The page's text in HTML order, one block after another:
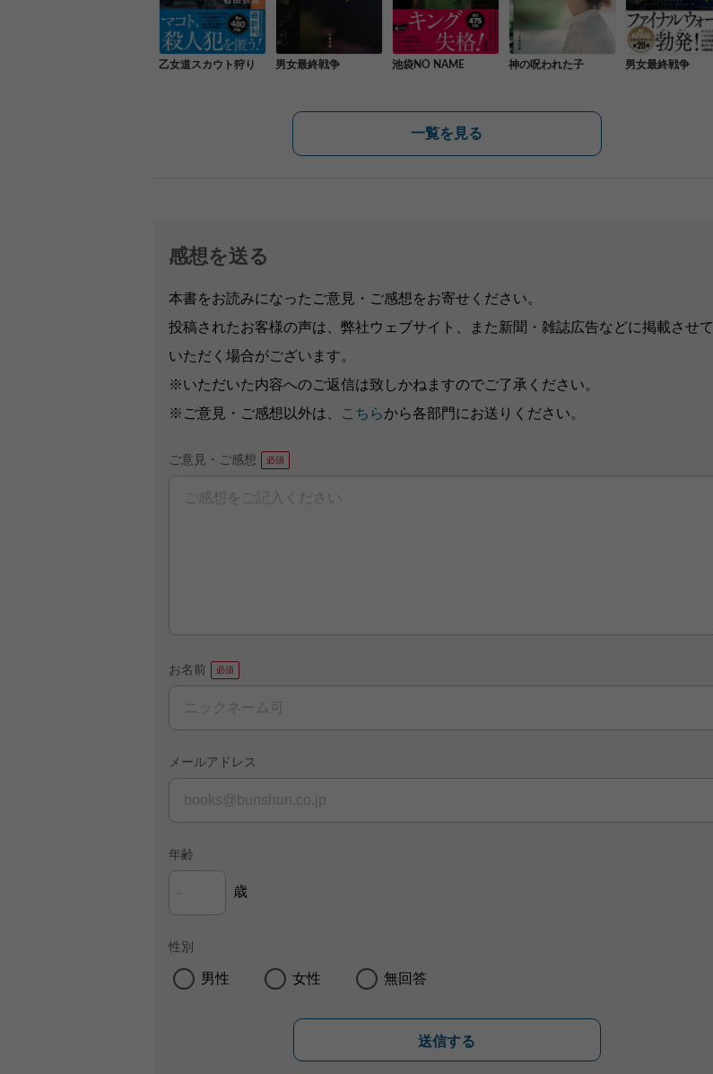
乙女道スカウト狩り 男女最終戦争 池袋NO NAME 神の呪われた子 男女最終戦争
一覧を見る
感想を送る
本書をお読みになったご意見・ご感想をお寄せください。
投稿されたお客様の声は、弊社ウェブサイト、また新聞・雑誌広告などに掲載させて
いただく場合がございます。
※いただいた内容へのご返信は致しかねますのでご了承ください。
※ご意見・ご感想以外は、
こちらから各部門にお送りください。
ご意見・ご感想
お名前
メールアドレス
年齢
歳
性別
男性 女性 無回答
送信する